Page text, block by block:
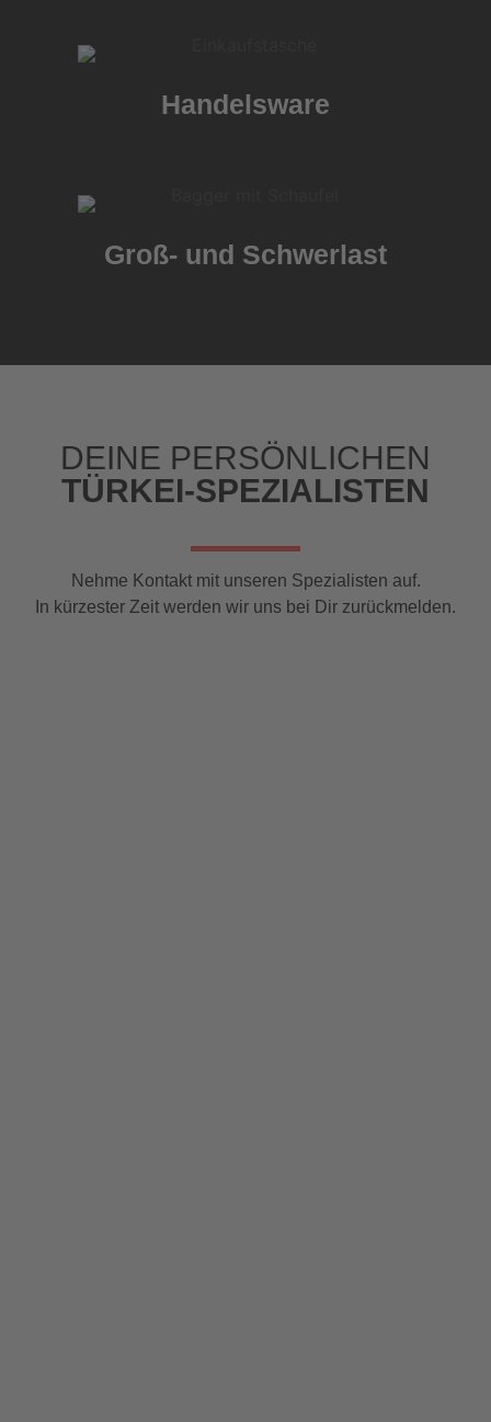
Handelsware
Groß- und Schwerlast
DEINE PERSÖNLICHEN
TÜRKEI-SPEZIALISTEN
Nehme Kontakt mit unseren Spezialisten auf.
In kürzester Zeit werden wir uns bei Dir zurückmelden.